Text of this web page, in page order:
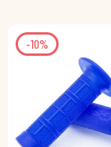
-10%